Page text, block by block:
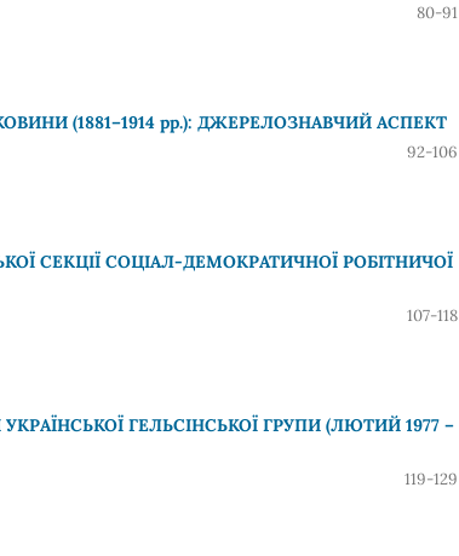
80-91
(1881–1914 рр.): ДЖЕРЕЛОЗНАВЧИЙ АСПЕКТ
92-106
СЕКЦІЇ СОЦІАЛ-ДЕМОКРАТИЧНОЇ РОБІТНИЧОЇ
107-118
ГЕЛЬСІНСЬКОЇ ГРУПИ (ЛЮТИЙ 1977 –
119-129